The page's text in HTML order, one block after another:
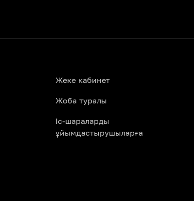
Жеке кабинет
Жоба туралы
Іс-шараларды
ұйымдастырушыларға